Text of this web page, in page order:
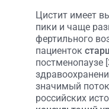
Цистит имеет
пики и чаще
фертильного
пациенток
постменопаузе
значимый
российских